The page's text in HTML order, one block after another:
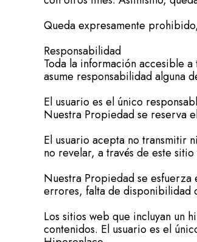
Queda expresamente
Responsabilidad
Toda la información accesible
asume responsabilidad alguna
El usuario es el único
Nuestra Propiedad se reserva
El usuario acepta no transmitir
no revelar, a través de este
Nuestra Propiedad se
errores, falta de disponibilidad
Los sitios web que incluyan un
contenidos. El usuario es el